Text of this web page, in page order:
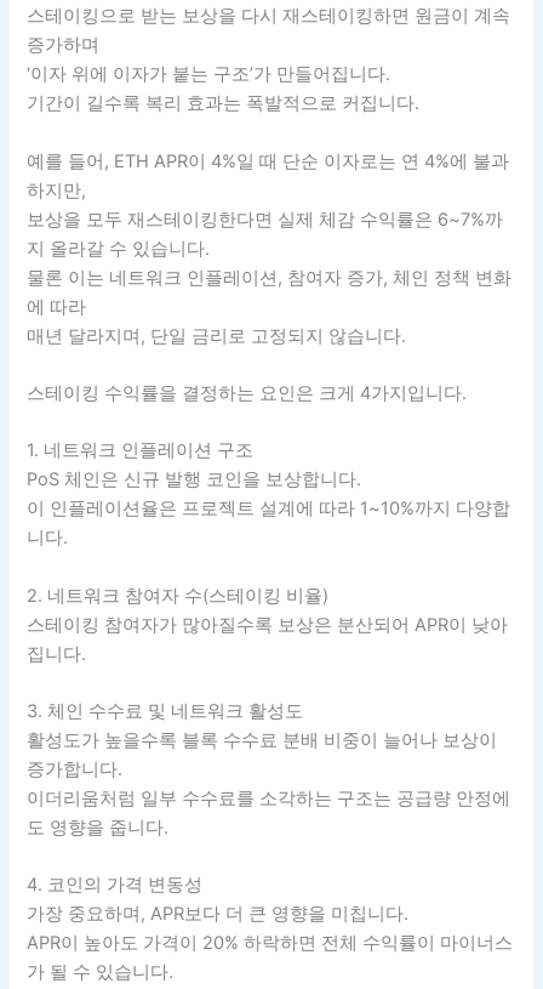
스테이킹으로 받는 보상을 다시 재스테이킹하면 원금이 계속
증가하며
‘이자 위에 이자가 붙는 구조’가 만들어집니다.
기간이 길수록 복리 효과는 폭발적으로 커집니다.
예를 들어, ETH APR이 4%일 때 단순 이자로는 연 4%에 불과
하지만,
보상을 모두 재스테이킹한다면 실제 체감 수익률은 6~7%까
지 올라갈 수 있습니다.
물론 이는 네트워크 인플레이션, 참여자 증가, 체인 정책 변화
에 따라
매년 달라지며, 단일 금리로 고정되지 않습니다.
스테이킹 수익률을 결정하는 요인은 크게 4가지입니다.
1. 네트워크 인플레이션 구조
PoS 체인은 신규 발행 코인을 보상합니다.
이 인플레이션율은 프로젝트 설계에 따라 1~10%까지 다양합
니다.
2. 네트워크 참여자 수(스테이킹 비율)
스테이킹 참여자가 많아질수록 보상은 분산되어 APR이 낮아
집니다.
3. 체인 수수료 및 네트워크 활성도
활성도가 높을수록 블록 수수료 분배 비중이 늘어나 보상이
증가합니다.
이더리움처럼 일부 수수료를 소각하는 구조는 공급량 안정에
도 영향을 줍니다.
4. 코인의 가격 변동성
가장 중요하며, APR보다 더 큰 영향을 미칩니다.
APR이 높아도 가격이 20% 하락하면 전체 수익률이 마이너스
가 될 수 있습니다.